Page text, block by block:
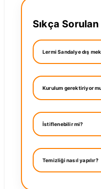
Sıkça
Lermi Sandalye dış
Kurulum gerektiriyor
İstiflenebilir mi?
Temizliği nasıl yapılır?